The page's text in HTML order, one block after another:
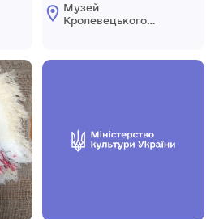
Музей
Кролевецького
міської ради